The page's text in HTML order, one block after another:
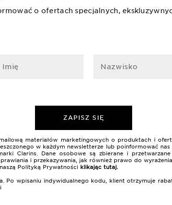
o ofertach specjalnych,
Imię Nazwisko
ZAPISZ SIĘ
materiałów marketingowych o produktach i
w każdym newsletterze lub poinformować
Clarins. Dane osobowe są zbierane i
i przekazywania, jak również prawo do
Polityką Prywatności klikając tutaj.
wpisaniu indywidualnego kodu, klient otrzymuje